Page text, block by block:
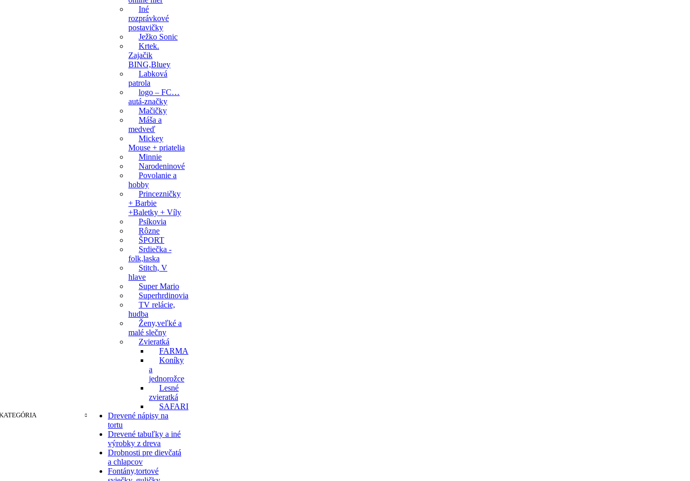
Iné
rozprávkové
postavičky
Ježko Sonic
Krtek.
Zajačik
BING,Bluey
Labková
patrola
logo – FC…
autá-značky
Mačičky
Máša a
medveď
Mickey
Mouse + priatelia
Minnie
Narodeninové
Povolanie a
hobby
Princezničky
+ Barbie
+Baletky + Víly
Psíkovia
Rôzne
ŠPORT
Srdiečka -
folk,laska
Stitch, V
hlave
Super Mario
Superhrdinovia
TV relácie,
hudba
Ženy,veľké a
malé slečny
Zvieratká
FARMA
Koníky
a
jednorožce
Lesné
zvieratká
SAFARI
Drevené nápisy na
tortu
Drevené tabuľky a iné
výrobky z dreva
Drobnosti pre dievčatá
a chlapcov
Fontány,tortové